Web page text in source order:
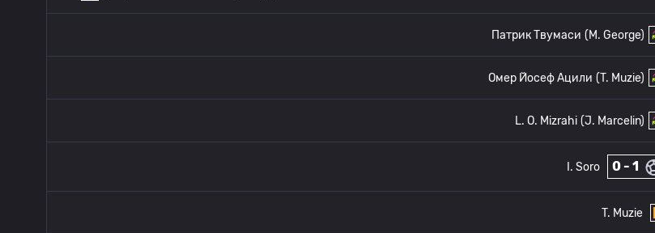
(M. George)
Патрик Твумаси
(T. Muzie)
Омер Йосеф Ацили
(J. Marcelin)
L. O. Mizrahi
0 - 1
I. Soro
T. Muzie